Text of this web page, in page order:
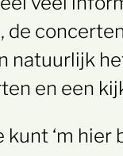
natuurlijk
en een
‘m hier